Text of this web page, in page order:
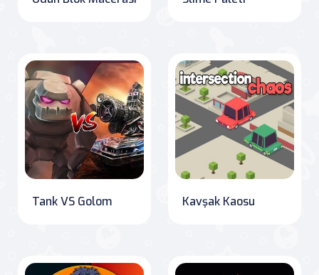
Tank VS Golom Kavşak Kaosu